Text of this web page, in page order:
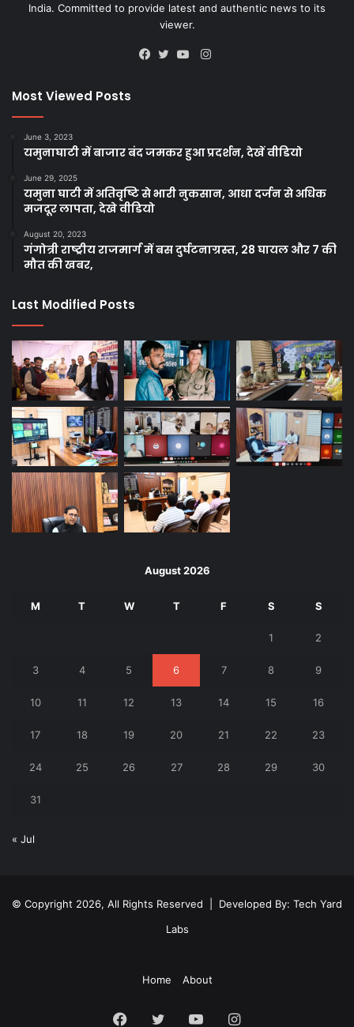
India. Committed to provide latest and authentic news to its
viewer.
Instagram
Most Viewed Posts
June 3, 2023
यमुनाघाटी में बाजार बंद जमकर हुआ प्रदर्शन, देखें वीडियो
June 29, 2025
यमुना घाटी में अतिवृष्टि से भारी नुकसान, आधा दर्जन से अधिक
मजदूर लापता, देखे वीडियो
August 20, 2023
गंगोत्री राष्ट्रीय राजमार्ग में बस दुर्घटनाग्रस्त, 28 घायल और 7 की
मौत की खबर,
Last Modified Posts
August 2026
M T W T F S S
1 2
3 4 5 6 7 8 9
10 11 12 13 14 15 16
17 18 19 20 21 22 23
24 25 26 27 28 29 30
31
« Jul
© Copyright 2026, All Rights Reserved | Developed By: Tech Yard
Labs
Home About
Facebook
Twitter YouTubeInstagram